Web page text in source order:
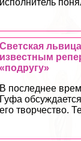
исполнитель
Светская
известным
«подругу»
В последнее
Гуфа
его творчество.